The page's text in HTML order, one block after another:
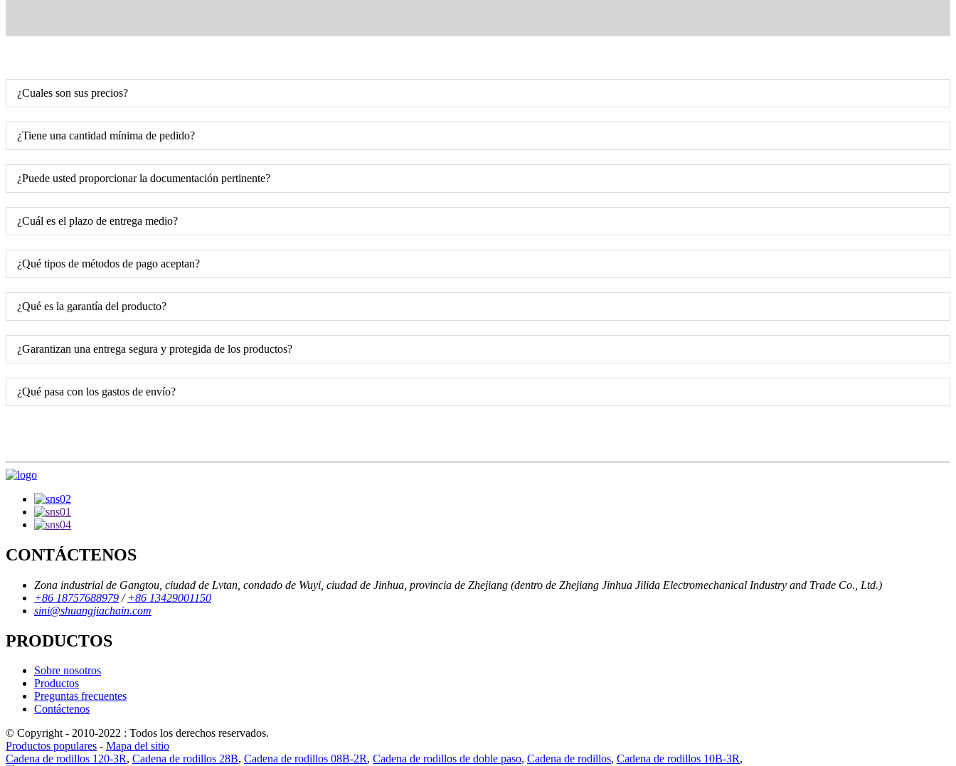
¿Cuales son sus precios?
¿Tiene una cantidad mínima de pedido?
¿Puede usted proporcionar la documentación pertinente?
¿Cuál es el plazo de entrega medio?
¿Qué tipos de métodos de pago aceptan?
¿Qué es la garantía del producto?
¿Garantizan una entrega segura y protegida de los productos?
¿Qué pasa con los gastos de envío?
CONTÁCTENOS
Zona industrial de Gangtou, ciudad de Lvtan, condado de Wuyi, ciudad de Jinhua, provincia de Zhejiang (dentro de Zhejiang Jinhua Jilida Electromechanical Industry and Trade Co., Ltd.)
+86 18757688979 /+86 13429001150
sini@shuangjiachain.com
PRODUCTOS
Sobre nosotros
Productos
Preguntas frecuentes
Contáctenos
© Copyright - 2010-2022 : Todos los derechos reservados.
Productos populares - Mapa del sitio
Cadena de rodillos 120-3R, Cadena de rodillos 28B, Cadena de rodillos 08B-2R, Cadena de rodillos de doble paso, Cadena de rodillos, Cadena de rodillos 10B-3R,